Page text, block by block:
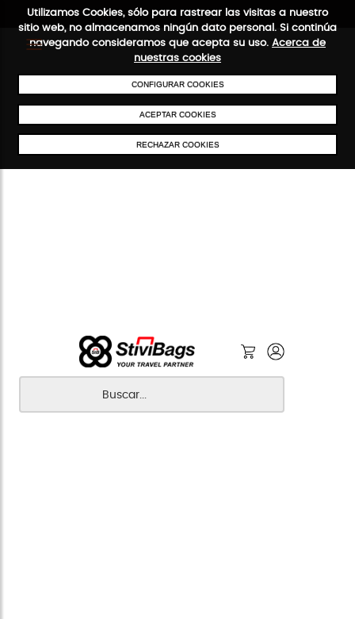
Utilizamos Cookies, sólo para rastrear las visitas a nuestro
sitio web, no almacenamos ningún dato personal. Si continúa
navegando consideramos que acepta su uso. Acerca de
nuestras cookies
CONFIGURAR COOKIES
ACEPTAR COOKIES
RECHAZAR COOKIES
ENVÍOS GRATIS A PARTIR DE 50 €PAGO SEGURO